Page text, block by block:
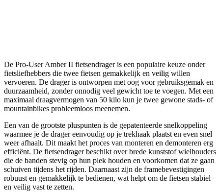
De Pro-User Amber II fietsendrager is een populaire keuze onder
fietsliefhebbers die twee fietsen gemakkelijk en veilig willen
vervoeren. De drager is ontworpen met oog voor gebruiksgemak en
duurzaamheid, zonder onnodig veel gewicht toe te voegen. Met een
maximaal draagvermogen van 50 kilo kun je twee gewone stads- of
mountainbikes probleemloos meenemen.
Een van de grootste pluspunten is de gepatenteerde snelkoppeling
waarmee je de drager eenvoudig op je trekhaak plaatst en even snel
weer afhaalt. Dit maakt het proces van monteren en demonteren erg
efficiënt. De fietsendrager beschikt over brede kunststof wielhouders
die de banden stevig op hun plek houden en voorkomen dat ze gaan
schuiven tijdens het rijden. Daarnaast zijn de framebevestigingen
robuust en gemakkelijk te bedienen, wat helpt om de fietsen stabiel
en veilig vast te zetten.